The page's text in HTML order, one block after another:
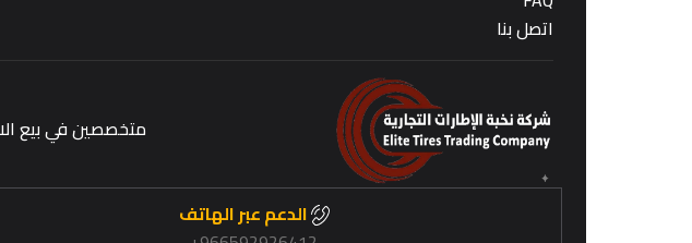
اتصل بنا
متخصصين في بيع
الدعم عبر الهاتف